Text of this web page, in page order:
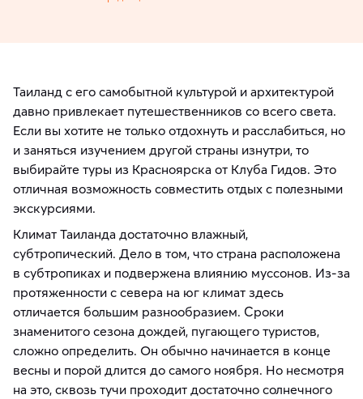
Таиланд с его самобытной культурой и архитектурой
давно привлекает путешественников со всего света.
Если вы хотите не только отдохнуть и расслабиться, но
и заняться изучением другой страны изнутри, то
выбирайте туры из Красноярска от Клуба Гидов. Это
отличная возможность совместить отдых с полезными
экскурсиями.
Климат Таиланда достаточно влажный,
субтропический. Дело в том, что страна расположена
в субтропиках и подвержена влиянию муссонов. Из-за
протяженности с севера на юг климат здесь
отличается большим разнообразием. Сроки
знаменитого сезона дождей, пугающего туристов,
сложно определить. Он обычно начинается в конце
весны и порой длится до самого ноября. Но несмотря
на это, сквозь тучи проходит достаточно солнечного